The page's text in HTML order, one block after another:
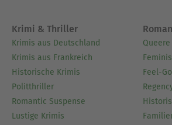
Krimi & Thriller
Krimis aus Deutschland
Krimis aus Frankreich
Historische Krimis
Politthriller
Romantic Suspense
Lustige Krimis
Feel-